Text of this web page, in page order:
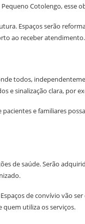
Cotolengo, esse
Espaços serão
ao receber atendimento.
todos,
e sinalização clara, por
e familiares
de saúde. Serão
de convívio vão
quem utiliza os serviços.